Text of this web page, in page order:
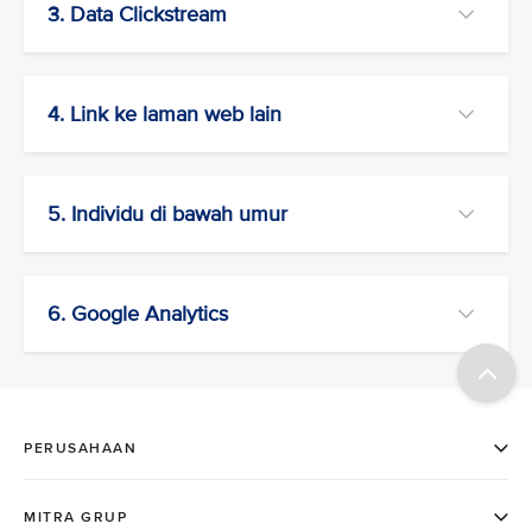
3. Data Clickstream
4. Link ke laman web lain
5. Individu di bawah umur
6. Google Analytics